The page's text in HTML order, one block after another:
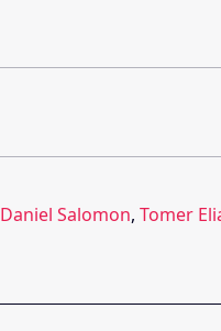
Daniel Salomon, Tomer